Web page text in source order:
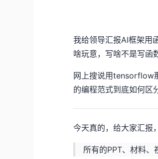
我给领导汇报AI框架用
啥玩意，写啥不是写函
网上搜说用tensorflow
的编程范式到底如何区
今天真的，给大家汇报
所有的PPT、材料、